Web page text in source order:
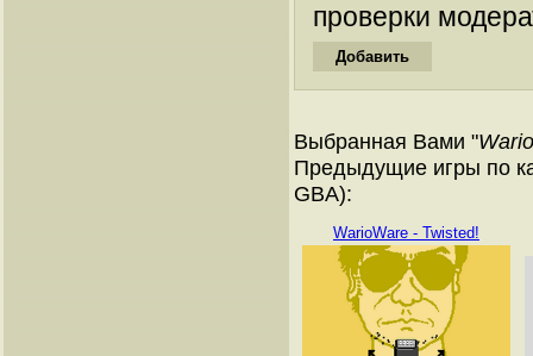
проверки
Выбранная Вами "
Предыдущие игры по
GBA):
WarioWare - Twisted!